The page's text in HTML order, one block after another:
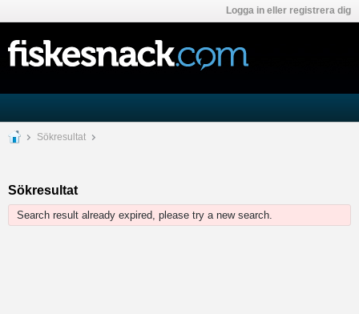
Logga in eller registrera dig
Sökresultat
Sökresultat
Search result already expired, please try a new search.